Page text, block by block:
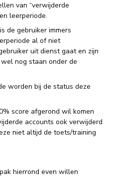
van “verwijderde
leerperiode.
de gebruiker immers
al of niet
uit dienst gaat en zijn
nog staan onder de
worden bij de status deze
score afgerond wil komen
accounts ook verwijderd
niet altijd de toets/training
hierrond even willen